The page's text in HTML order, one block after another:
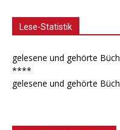
Lese-Statistik
gelesene und gehörte
****
gelesene und gehörte